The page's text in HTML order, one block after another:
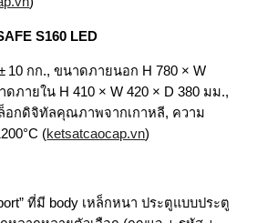
S160 LED
10 กก., ขนาดภายนอก H 780 × W
ดภายใน H 410 × W 420 × D 380 มม.,
อกดิจิทัลคุณภาพจากเกาหลี, ความ
(ketsatcaocap.vn)
ที่มี body เหล็กหนา ประตูแบบประตู